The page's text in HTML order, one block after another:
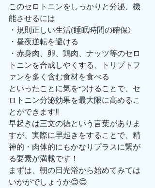
このセロトニンをしっかりと分泌、機
能させるには
・規則正しい生活(睡眠時間の確保)
・昼夜逆転を避ける
・赤身肉、卵、鶏肉、ナッツ等のセロ
トニンを合成しやくする、トリプトフ
ァンを多く含む食材を食べる
といったことに気をつけることで、セ
ロトニン分泌効果を最大限に高めるこ
とができます‼️
早起きは三文の徳という言葉がありま
すが、実際に早起きをすることで、精
神的・肉体的にもかなりプラスに繋が
る要素が満載です！
まずは、朝の日光浴から始めてみては
いかがでしょうか😊😊